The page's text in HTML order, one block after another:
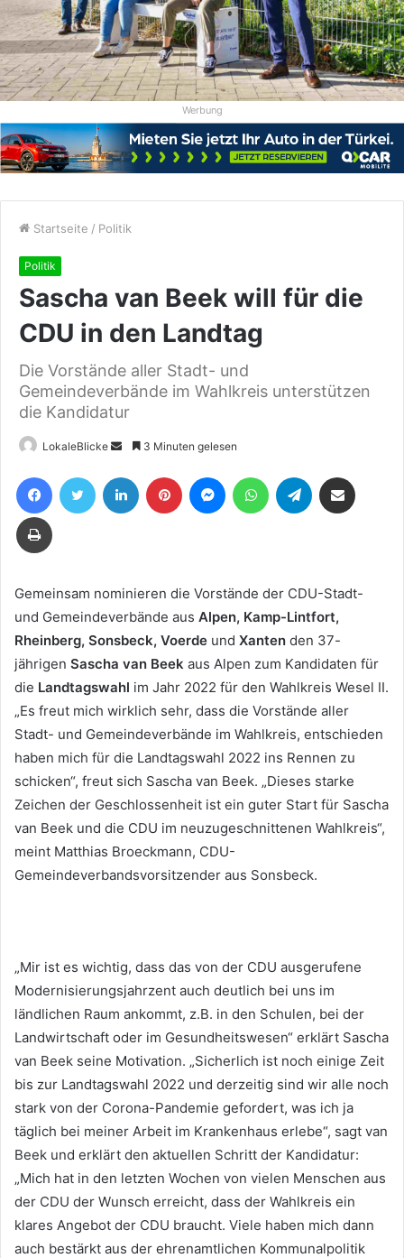
Werbung
Startseite / Politik
Politik
Sascha van Beek will für die
CDU in den Landtag
Die Vorstände aller Stadt- und
Gemeindeverbände im Wahlkreis unterstützen
die Kandidatur
LokaleBlicke
Sende
eine
E-
3 Minuten gelesen
FacebookTwitter LinkedIn Pinterest MessengerWhatsAppTelegram
Drucken
Gemeinsam nominieren die Vorstände der CDU-Stadt-
und Gemeindeverbände aus Alpen, Kamp-Lintfort,
Rheinberg, Sonsbeck, Voerde und Xanten den 37-
jährigen Sascha van Beek aus Alpen zum Kandidaten für
die Landtagswahl im Jahr 2022 für den Wahlkreis Wesel II.
„Es freut mich wirklich sehr, dass die Vorstände aller
Stadt- und Gemeindeverbände im Wahlkreis, entschieden
haben mich für die Landtagswahl 2022 ins Rennen zu
schicken“, freut sich Sascha van Beek. „Dieses starke
Zeichen der Geschlossenheit ist ein guter Start für Sascha
van Beek und die CDU im neuzugeschnittenen Wahlkreis“,
meint Matthias Broeckmann, CDU-
Gemeindeverbandsvorsitzender aus Sonsbeck.
„Mir ist es wichtig, dass das von der CDU ausgerufene
Modernisierungsjahrzent auch deutlich bei uns im
ländlichen Raum ankommt, z.B. in den Schulen, bei der
Landwirtschaft oder im Gesundheitswesen“ erklärt Sascha
van Beek seine Motivation. „Sicherlich ist noch einige Zeit
bis zur Landtagswahl 2022 und derzeitig sind wir alle noch
stark von der Corona-Pandemie gefordert, was ich ja
täglich bei meiner Arbeit im Krankenhaus erlebe“, sagt van
Beek und erklärt den aktuellen Schritt der Kandidatur:
„Mich hat in den letzten Wochen von vielen Menschen aus
der CDU der Wunsch erreicht, dass der Wahlkreis ein
klares Angebot der CDU braucht. Viele haben mich dann
auch bestärkt aus der ehrenamtlichen Kommunalpolitik